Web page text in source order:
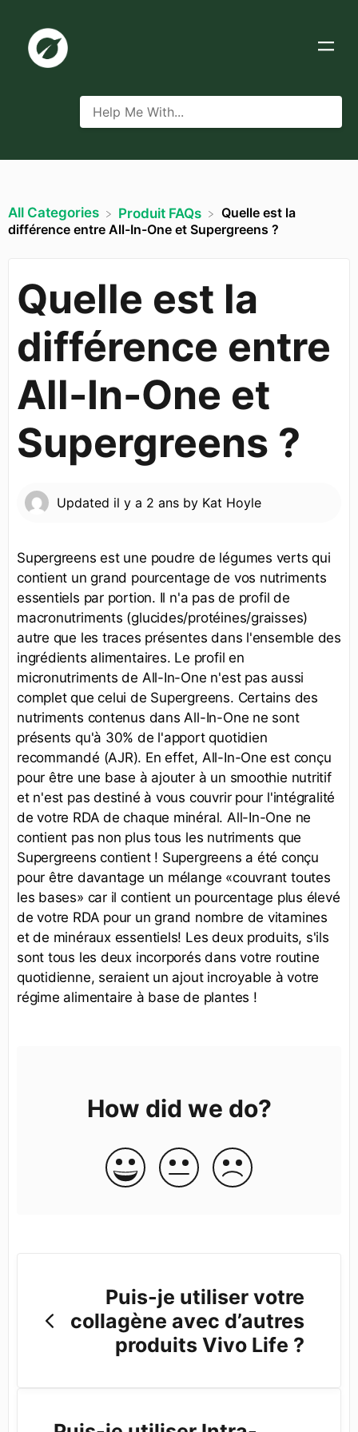
All Categories ​Produit FAQs
Quelle est la
différence entre All-In-One et Supergreens ?
Quelle est la
différence entre
All-In-One et
Supergreens ?
Updated il y a 2 ans by Kat Hoyle
Supergreens est une poudre de légumes verts qui
contient un grand pourcentage de vos nutriments
essentiels par portion. Il n'a pas de profil de
macronutriments (glucides/protéines/graisses)
autre que les traces présentes dans l'ensemble des
ingrédients alimentaires. Le profil en
micronutriments de All-In-One n'est pas aussi
complet que celui de Supergreens. Certains des
nutriments contenus dans All-In-One ne sont
présents qu'à 30% de l'apport quotidien
recommandé (AJR). En effet, All-In-One est conçu
pour être une base à ajouter à un smoothie nutritif
et n'est pas destiné à vous couvrir pour l'intégralité
de votre RDA de chaque minéral. All-In-One ne
contient pas non plus tous les nutriments que
Supergreens contient ! Supergreens a été conçu
pour être davantage un mélange «couvrant toutes
les bases» car il contient un pourcentage plus élevé
de votre RDA pour un grand nombre de vitamines
et de minéraux essentiels! Les deux produits, s'ils
sont tous les deux incorporés dans votre routine
quotidienne, seraient un ajout incroyable à votre
régime alimentaire à base de plantes !
How did we do?
Puis-je utiliser votre
collagène avec d’autres
produits Vivo Life ?